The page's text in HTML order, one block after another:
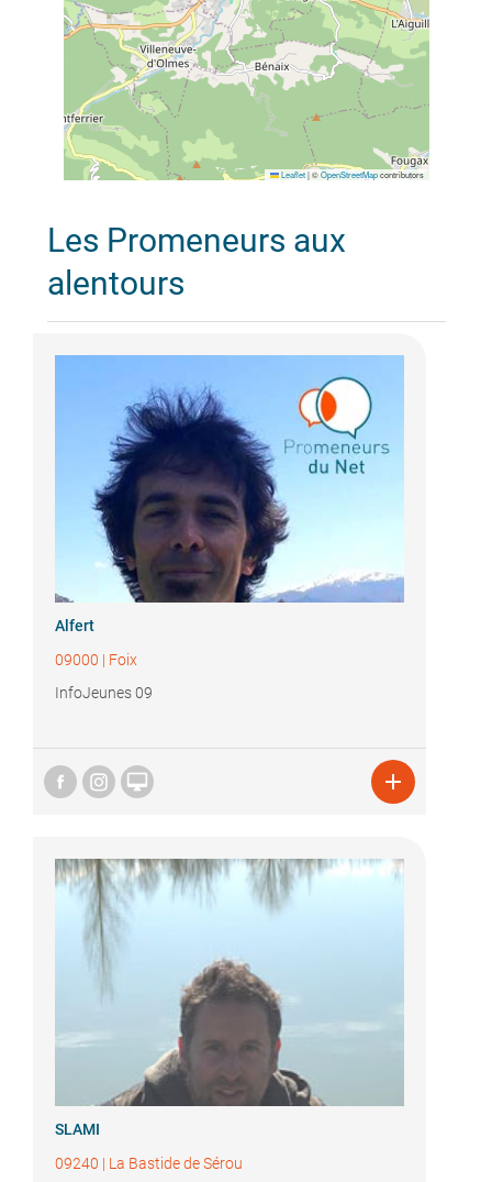
Leaflet |©OpenStreetMapcontributors
Les Promeneurs aux
alentours
Alfert
09000 | Foix
InfoJeunes 09
 
SLAMI
09240 | La Bastide de Sérou